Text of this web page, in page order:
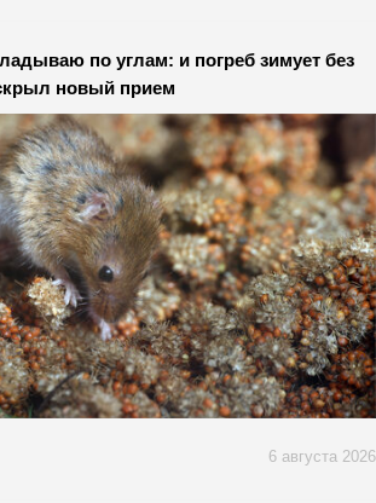
по углам: и погреб зимует без
новый прием
6 августа 2026